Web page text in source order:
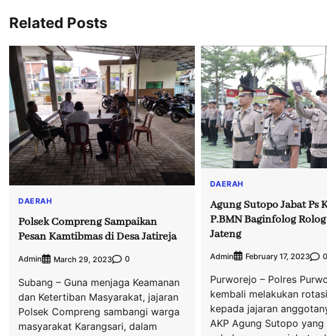
Related Posts
DAERAH
Polsek Compreng Sampaikan
Pesan Kamtibmas di Desa Jatireja
Admin March 29, 2023 0
Subang – Guna menjaga Keamanan
dan Ketertiban Masyarakat, jajaran
Polsek Compreng sambangi warga
masyarakat Karangsari, dalam
DAERAH
Agung Sutopo Jabat Ps
P.BMN Baginfolog
Jateng
Admin February 17, 2023 0
Purworejo – Polres
kembali melakukan
kepada jajaran
AKP Agung Sutopo yang